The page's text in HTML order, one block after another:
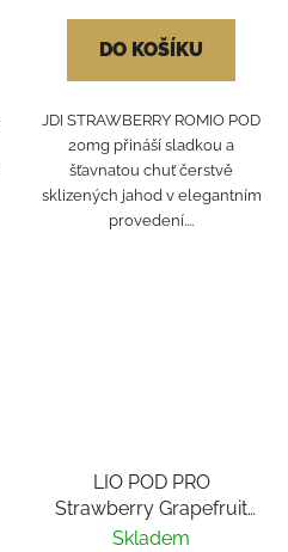
DO KOŠÍKU
JDI STRAWBERRY ROMIO POD
20mg přináší sladkou a
šťavnatou chuť čerstvě
sklizených jahod v elegantním
provedení....
LIO POD PRO
Strawberry Grapefruit
1x2ml 16mg
Skladem